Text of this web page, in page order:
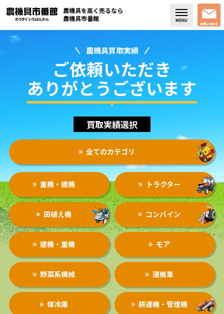
買取実績
コラム・スタッフブログ
取り扱い商品
販売中の農機具
よく頂く質問
お問い合わせ
求人
農機具を高く売るなら
農機具市番館
農機具買取実績
ご依頼いただき
ありがとうございます
買取実績選択
全てのカテゴリ
重機・建機 トラクター
田植え機 コンバイン
建機・重機 モア
野菜系機械 運搬車
保冷庫 耕運機・管理機